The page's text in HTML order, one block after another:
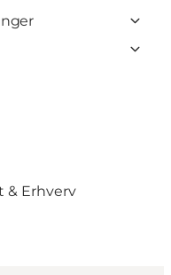
& Erhverv